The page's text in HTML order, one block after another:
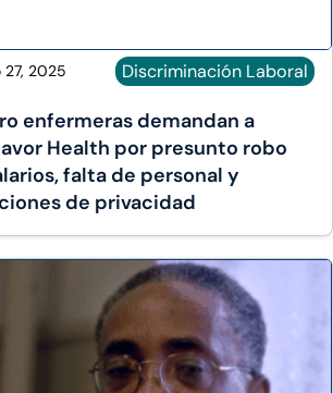
27, 2025 Discriminación Laboral
enfermeras demandan a
Health por presunto robo
falta de personal y
de privacidad